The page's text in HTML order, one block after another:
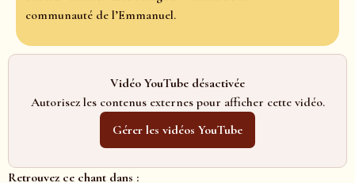
communauté de l’Emmanuel.
Vidéo YouTube désactivée
Autorisez les contenus externes pour afficher cette vidéo.
Gérer les vidéos YouTube
Retrouvez ce chant dans :